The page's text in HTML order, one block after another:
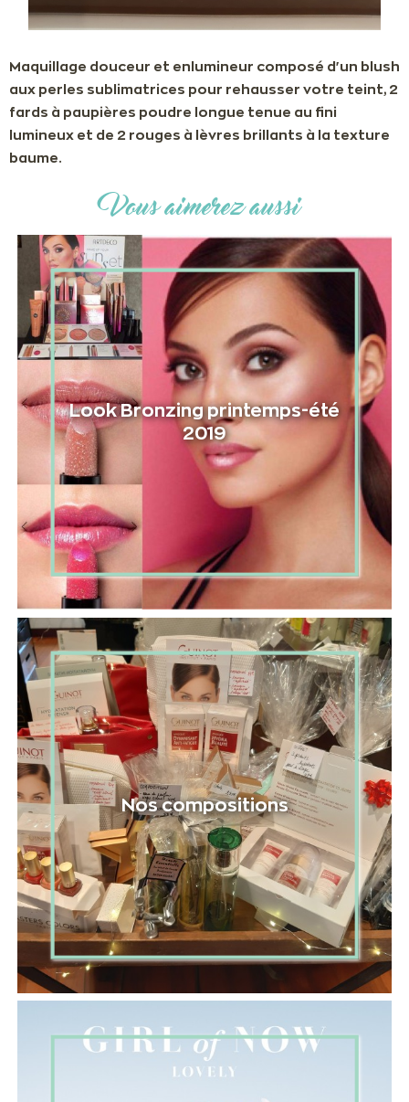
Maquillage douceur et enlumineur composé d'un blush
aux perles sublimatrices pour rehausser votre teint, 2
fards à paupières poudre longue tenue au fini
lumineux et de 2 rouges à lèvres brillants à la texture
baume.
Vous aimerez aussi
Look Bronzing printemps-été
2019
Nos compositions